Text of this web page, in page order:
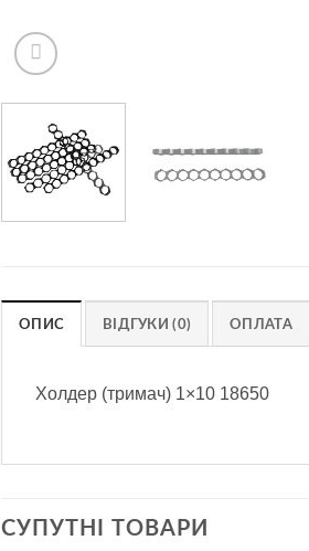
ОПИС ВІДГУКИ (0) ОПЛАТА
Холдер (тримач) 1×10 18650
СУПУТНІ ТОВАРИ